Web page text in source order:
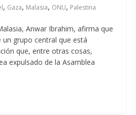
, Gaza, Malasia, ONU, Palestina
Anwar Ibrahim, afirma que
grupo central que está
que, entre otras cosas,
expulsado de la Asamblea